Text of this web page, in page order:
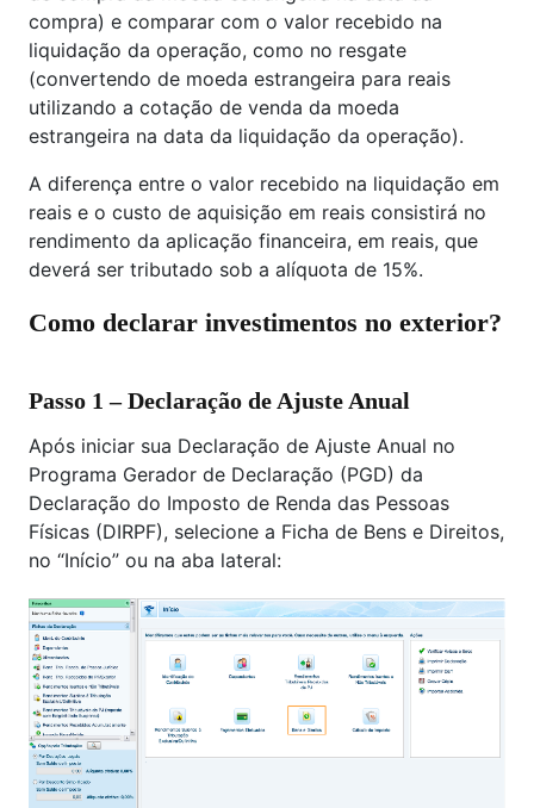
compra) e comparar com o valor recebido na
liquidação da operação, como no resgate
(convertendo de moeda estrangeira para reais
utilizando a cotação de venda da moeda
estrangeira na data da liquidação da operação).
A diferença entre o valor recebido na liquidação em
reais e o custo de aquisição em reais consistirá no
rendimento da aplicação financeira, em reais, que
deverá ser tributado sob a alíquota de 15%.
Como declarar investimentos no exterior?
Passo 1 – Declaração de Ajuste Anual
Após iniciar sua Declaração de Ajuste Anual no
Programa Gerador de Declaração (PGD) da
Declaração do Imposto de Renda das Pessoas
Físicas (DIRPF), selecione a Ficha de Bens e Direitos,
no “Início” ou na aba lateral: